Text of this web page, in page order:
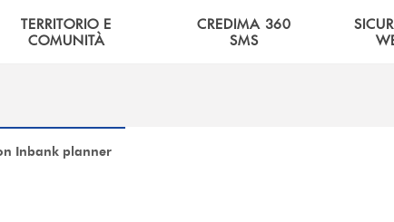
TERRITORIO E
COMUNITÀ
CREDIMA 360
SMS
Inbank planner